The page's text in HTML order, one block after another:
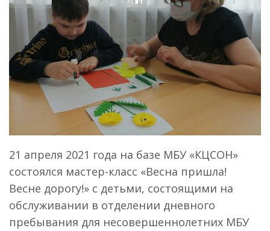
21 апреля 2021 года на базе МБУ «КЦСОН»
состоялся мастер-класс «Весна пришла!
Весне дорогу!» с детьми, состоящими на
обслуживании в отделении дневного
пребывания для несовершеннолетних МБУ